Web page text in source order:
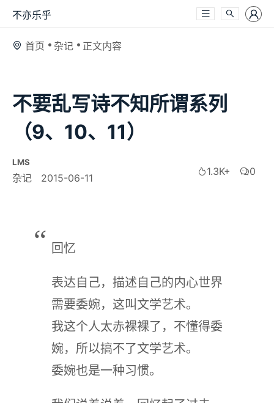
不亦乐乎
首页 杂记 正文内容
不要乱写诗不知所谓系列
（9、10、11）
LMS
杂记 2015-06-11
1.3K+ 0
回忆
表达自己，描述自己的内心世界
需要委婉，这叫文学艺术。
我这个人太赤裸裸了，不懂得委
婉，所以搞不了文学艺术。
委婉也是一种习惯。